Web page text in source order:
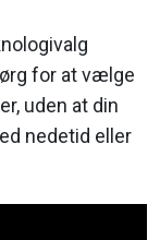
for at vælge
uden at din
nedetid eller